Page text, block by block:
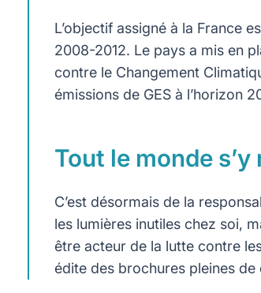
L’objectif assigné à la France
2008-2012. Le pays a mis en
contre le Changement
émissions de GES à l’horizon
Tout le monde s’y
C’est désormais de la
les lumières inutiles chez soi,
être acteur de la lutte contre
édite des brochures pleines